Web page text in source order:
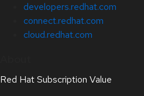
developers.redhat.com
connect.redhat.com
cloud.redhat.com
Red Hat Subscription Value